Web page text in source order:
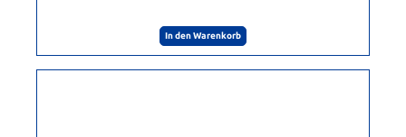
In den Warenkorb